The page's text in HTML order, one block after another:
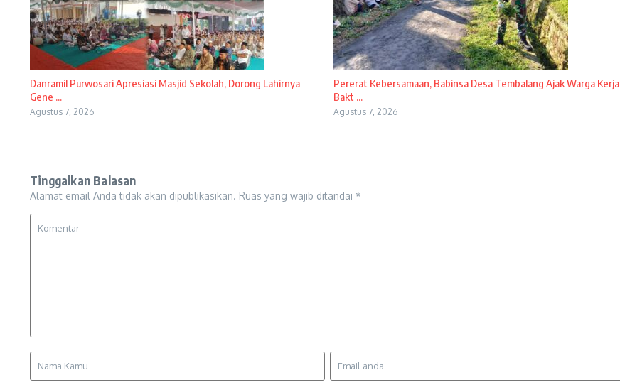
Danramil Purwosari Apresiasi Masjid Sekolah, Dorong Lahirnya
Gene ...
Agustus 7, 2026
Pererat Kebersamaan, Babinsa Desa Tembalang Ajak Warga Kerja
Bakt ...
Agustus 7, 2026
Tinggalkan Balasan
Alamat email Anda tidak akan dipublikasikan. Ruas yang wajib ditandai *